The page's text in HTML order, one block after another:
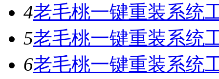
4老毛桃一键重装系统
5老毛桃一键重装系统
6老毛桃一键重装系统